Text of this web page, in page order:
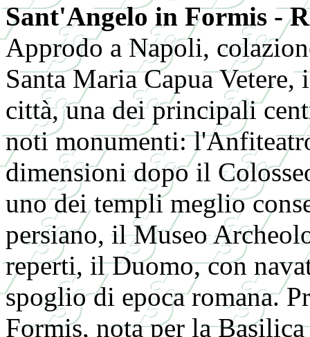
Sant'Angelo in Formis -
Approdo a Napoli,
Santa Maria Capua
città, una dei principali
noti monumenti:
dimensioni dopo il
uno dei templi meglio
persiano, il Museo
reperti, il Duomo, con
spoglio di epoca romana.
Formis, nota per la